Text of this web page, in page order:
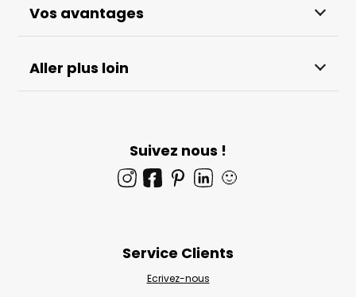
Vos avantages
Aller plus loin
Suivez nous !
🙂
Service Clients
Ecrivez-nous